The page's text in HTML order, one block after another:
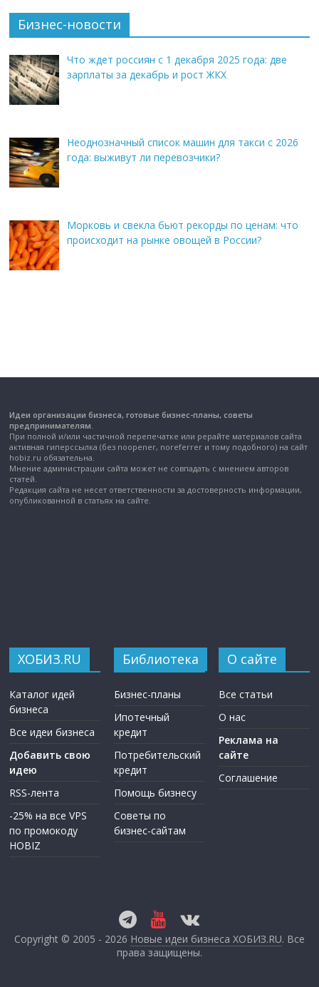
Бизнес-новости
Что ждет россиян с 1 декабря 2025 года: две
зарплаты за декабрь и рост ЖКХ
Неоднозначный список машин для такси с 2026
года: выживут ли перевозчики?
Морковь и свекла бьют рекорды по ценам: что
происходит на рынке овощей в России?
Идеи организации бизнеса, готовые бизнес-планы, советы
предпринимателям.
При полной и/или частичной перепечатке или рерайте материалов сайта
активная гиперссылка (без noopener, noreferrer и тому подобного) на сайт
hobiz.ru обязательна.
Мнение администрации сайта может не совпадать с мнением авторов
статей.
Редакция сайта не несет ответственности за достоверность информации,
опубликованной в статьях на сайте.
ХОБИЗ.RU
Каталог идей
бизнеса
Все идеи бизнеса
Добавить свою
идею
RSS-лента
-25% на все VPS
по промокоду
HOBIZ
Библиотека
Бизнес-планы
Ипотечный
кредит
Потребительский
кредит
Помощь бизнесу
Советы по
бизнес-сайтам
О сайте
Все статьи
О нас
Реклама на
сайте
Соглашение
Copyright © 2005 - 2026 Новые идеи бизнеса ХОБИЗ.RU. Все
права защищены.